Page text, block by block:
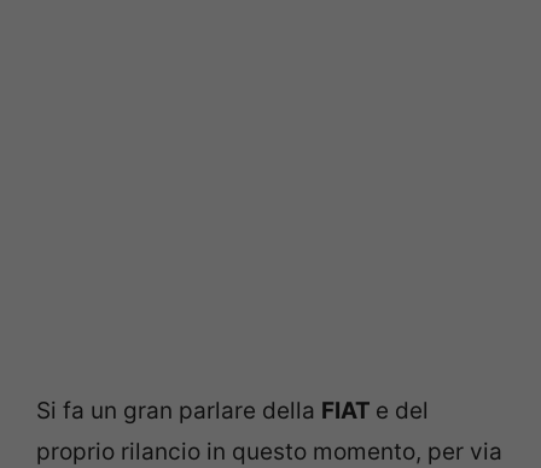
Si fa un gran parlare della FIAT e del
proprio rilancio in questo momento, per via